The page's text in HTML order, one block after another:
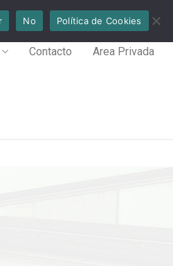
Contacto Area Privada
No Política de Cookies